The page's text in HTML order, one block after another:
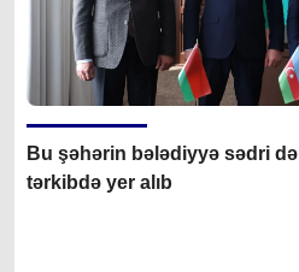
Bu şəhərin bələdiyyə sədri də
tərkibdə yer alıb